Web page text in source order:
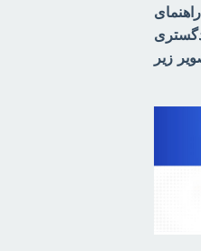
تصویر زیر